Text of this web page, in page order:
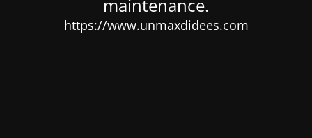
maintenance.
https://www.unmaxdidees.com